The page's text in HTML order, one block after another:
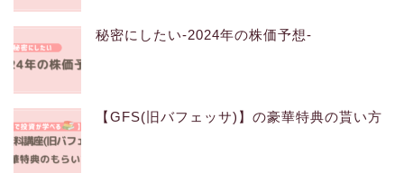
秘密にしたい-2024年の株価予想-
【GFS(旧バフェッサ)】の豪華特典の貰い方